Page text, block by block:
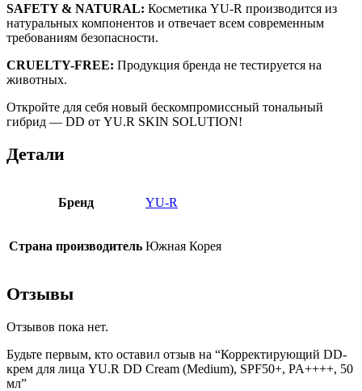
SAFETY & NATURAL: Косметика YU-R производится из
натуральных компонентов и отвечает всем современным
требованиям безопасности.
CRUELTY-FREE: Продукция бренда не тестируется на
животных.
Откройте для себя новый бескомпромиссный тональный
гибрид — DD от YU.R SKIN SOLUTION!
Детали
Бренд YU-R
Страна производитель Южная Корея
Отзывы
Отзывов пока нет.
Будьте первым, кто оставил отзыв на “Корректирующий DD-
крем для лица YU.R DD Cream (Medium), SPF50+, PA++++, 50
мл”